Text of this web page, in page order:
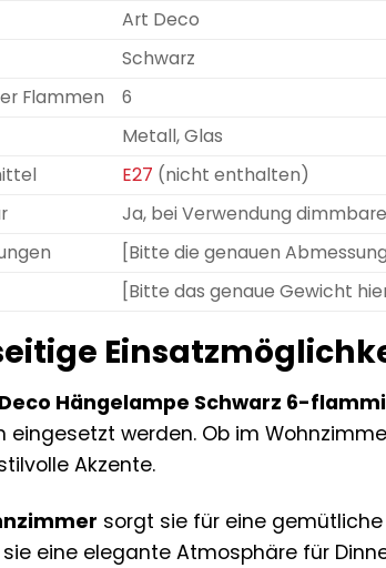
Art Deco
Schwarz
Flammen
6
Metall, Glas
E27 (nicht enthalten)
Ja, bei Verwendung
[Bitte die genauen
[Bitte das genaue Gewicht
Hängelampe Schwarz 6-
eingesetzt werden. Ob im
Akzente.
sorgt sie für eine
eine elegante Atmosphäre für